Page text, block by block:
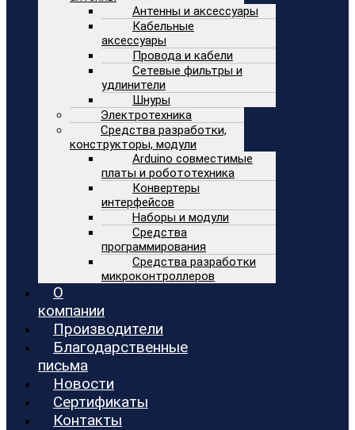
Антенны и аксессуары
Кабельные
аксессуары
Провода и кабели
Сетевые фильтры и
удлинители
Шнуры
Электротехника
Средства разработки,
конструкторы, модули
Arduino совместимые
платы и робототехника
Конвертеры
интерфейсов
Наборы и модули
Средства
программирования
Средства разработки
микроконтроллеров
О
компании
Производители
Благодарственные
письма
Новости
Сертификаты
Контакты